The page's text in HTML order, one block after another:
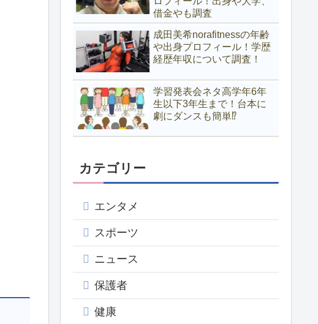
借金やも調査
成田美希norafitnessの年齢
や出身プロフィール！学歴
経歴年収について調査！
学習発表会ネタ高学年6年
生以下3年生まで！台本に
劇にダンスも簡単⁉
カテゴリー
エンタメ
スポーツ
ニュース
保護者
健康